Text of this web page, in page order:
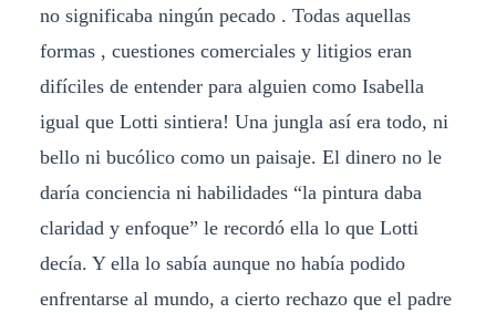
no significaba ningún pecado . Todas aquellas
formas , cuestiones comerciales y litigios eran
difíciles de entender para alguien como Isabella
igual que Lotti sintiera! Una jungla así era todo, ni
bello ni bucólico como un paisaje. El dinero no le
daría conciencia ni habilidades “la pintura daba
claridad y enfoque” le recordó ella lo que Lotti
decía. Y ella lo sabía aunque no había podido
enfrentarse al mundo, a cierto rechazo que el padre